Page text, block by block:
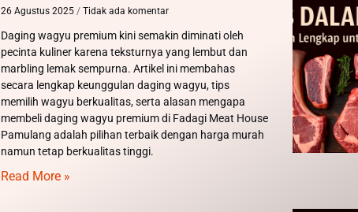
26 Agustus 2025 Tidak ada komentar
Daging wagyu premium kini semakin diminati oleh
pecinta kuliner karena teksturnya yang lembut dan
marbling lemak sempurna. Artikel ini membahas
secara lengkap keunggulan daging wagyu, tips
memilih wagyu berkualitas, serta alasan mengapa
membeli daging wagyu premium di Fadagi Meat House
Pamulang adalah pilihan terbaik dengan harga murah
namun tetap berkualitas tinggi.
Read More »